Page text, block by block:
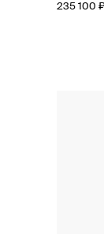
235 100
172 100 ₽